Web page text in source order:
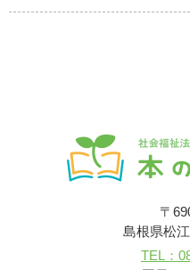
〒
島根県松
TEL：